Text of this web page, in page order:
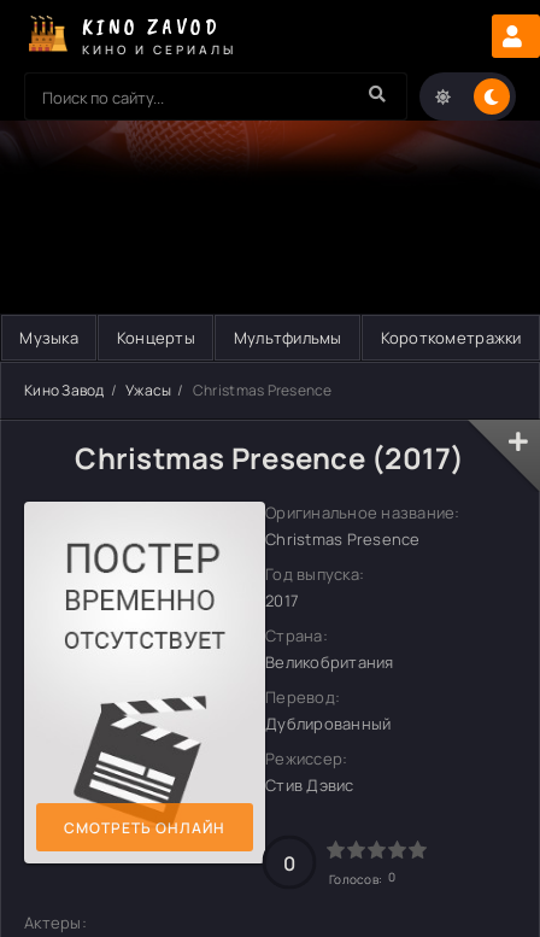
KINO ZAVOD
КИНО И СЕРИАЛЫ
Музыка Концерты Мультфильмы Короткометражки
Кино Завод Ужасы Christmas Presence
Christmas Presence (2017)
СМОТРЕТЬ ОНЛАЙН
Оригинальное название:
Christmas Presence
Год выпуска:
2017
Страна:
Великобритания
Перевод:
Дублированный
Режиссер:
Стив Дэвис
0
Голосов: 0
Актеры: